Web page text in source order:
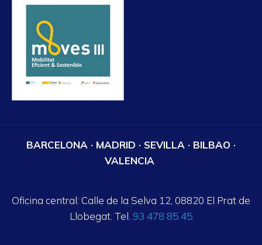
BARCELONA · MADRID · SEVILLA · BILBAO ·
VALENCIA
Oficina central: Calle de la Selva 12, 08820 El Prat de
Llobegat. Tel. 93 478 85 45